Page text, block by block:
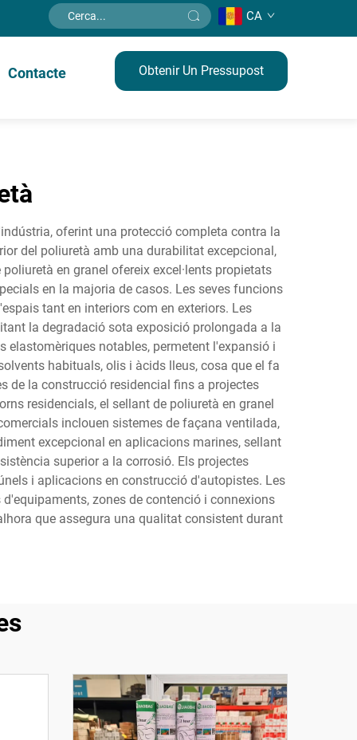
CA
Contacte Obtenir Un Pressupost
oferint una protecció completa contra la
del poliuretà amb una durabilitat excepcional,
en granel ofereix excel·lents propietats
en la majoria de casos. Les seves funcions
tant en interiors com en exteriors. Les
la degradació sota exposició prolongada a la
notables, permetent l'expansió i
habituals, olis i àcids lleus, cosa que el fa
de la construcció residencial fins a projectes
residencials, el sellant de poliuretà en granel
inclouen sistemes de façana ventilada,
excepcional en aplicacions marines, sellant
superior a la corrosió. Els projectes
i aplicacions en construcció d'autopistes. Les
zones de contenció i connexions
que assegura una qualitat consistent durant